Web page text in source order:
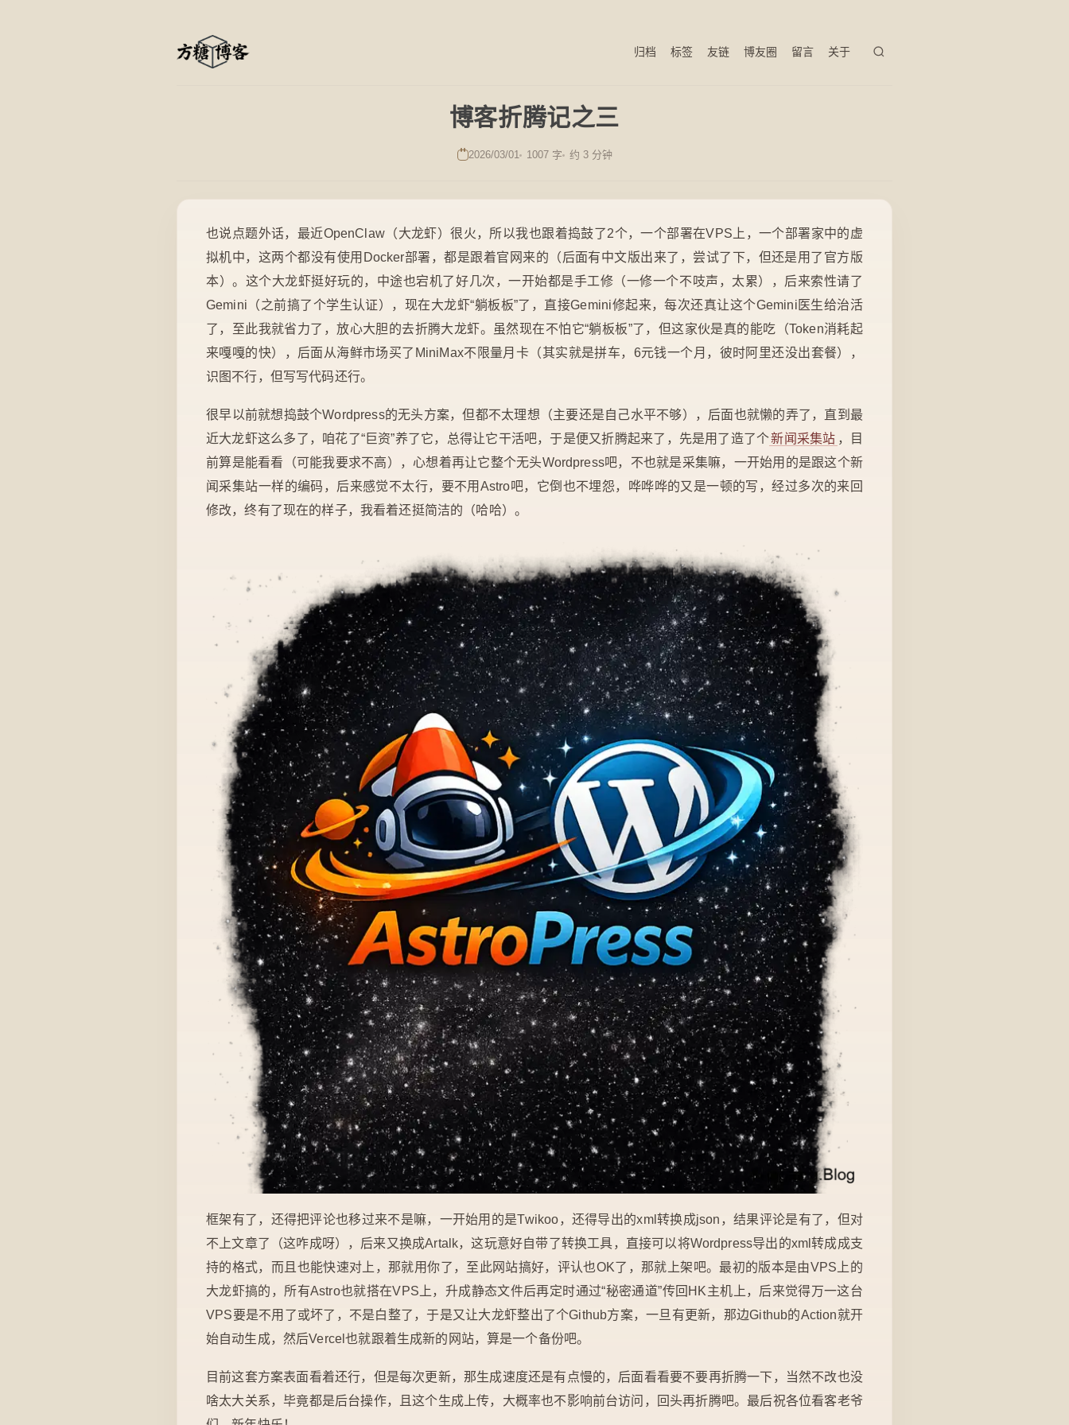
归档 标签 友链 博友圈 留言 关于
博客折腾记之三
2026/03/01 1007 字 约 3 分钟
也说点题外话，最近OpenClaw（大龙虾）很火，所以我也跟着捣鼓了2个，一个部署在VPS上，一个部署家中的虚
拟机中，这两个都没有使用Docker部署，都是跟着官网来的（后面有中文版出来了，尝试了下，但还是用了官方版
本）。这个大龙虾挺好玩的，中途也宕机了好几次，一开始都是手工修（一修一个不吱声，太累），后来索性请了
Gemini（之前搞了个学生认证），现在大龙虾“躺板板”了，直接Gemini修起来，每次还真让这个Gemini医生给治活
了，至此我就省力了，放心大胆的去折腾大龙虾。虽然现在不怕它“躺板板”了，但这家伙是真的能吃（Token消耗起
来嘎嘎的快），后面从海鲜市场买了MiniMax不限量月卡（其实就是拼车，6元钱一个月，彼时阿里还没出套餐），
识图不行，但写写代码还行。
很早以前就想捣鼓个Wordpress的无头方案，但都不太理想（主要还是自己水平不够），后面也就懒的弄了，直到最
近大龙虾这么多了，咱花了“巨资”养了它，总得让它干活吧，于是便又折腾起来了，先是用了造了个新闻采集站 ，目
前算是能看看（可能我要求不高），心想着再让它整个无头Wordpress吧，不也就是采集嘛，一开始用的是跟这个新
闻采集站一样的编码，后来感觉不太行，要不用Astro吧，它倒也不埋怨，哗哗哗的又是一顿的写，经过多次的来回
修改，终有了现在的样子，我看着还挺简洁的（哈哈）。
框架有了，还得把评论也移过来不是嘛，一开始用的是Twikoo，还得导出的xml转换成json，结果评论是有了，但对
不上文章了（这咋成呀），后来又换成Artalk，这玩意好自带了转换工具，直接可以将Wordpress导出的xml转成成支
持的格式，而且也能快速对上，那就用你了，至此网站搞好，评认也OK了，那就上架吧。最初的版本是由VPS上的
大龙虾搞的，所有Astro也就搭在VPS上，升成静态文件后再定时通过“秘密通道”传回HK主机上，后来觉得万一这台
VPS要是不用了或坏了，不是白整了，于是又让大龙虾整出了个Github方案，一旦有更新，那边Github的Action就开
始自动生成，然后Vercel也就跟着生成新的网站，算是一个备份吧。
目前这套方案表面看着还行，但是每次更新，那生成速度还是有点慢的，后面看看要不要再折腾一下，当然不改也没
啥太大关系，毕竟都是后台操作，且这个生成上传，大概率也不影响前台访问，回头再折腾吧。最后祝各位看客老爷